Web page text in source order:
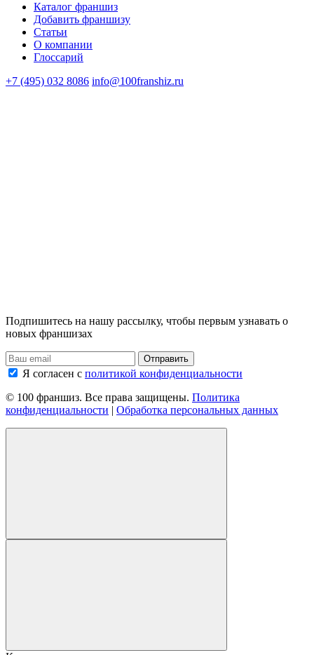
Каталог франшиз
Добавить франшизу
Статьи
О компании
Глоссарий
+7 (495) 032 8086 info@100franshiz.ru
Подпишитесь на нашу рассылку, чтобы первым узнавать о
новых франшизах
Я согласен с политикой конфиденциальности
© 100 франшиз. Все права защищены. Политика
конфиденциальности | Обработка персональных данных